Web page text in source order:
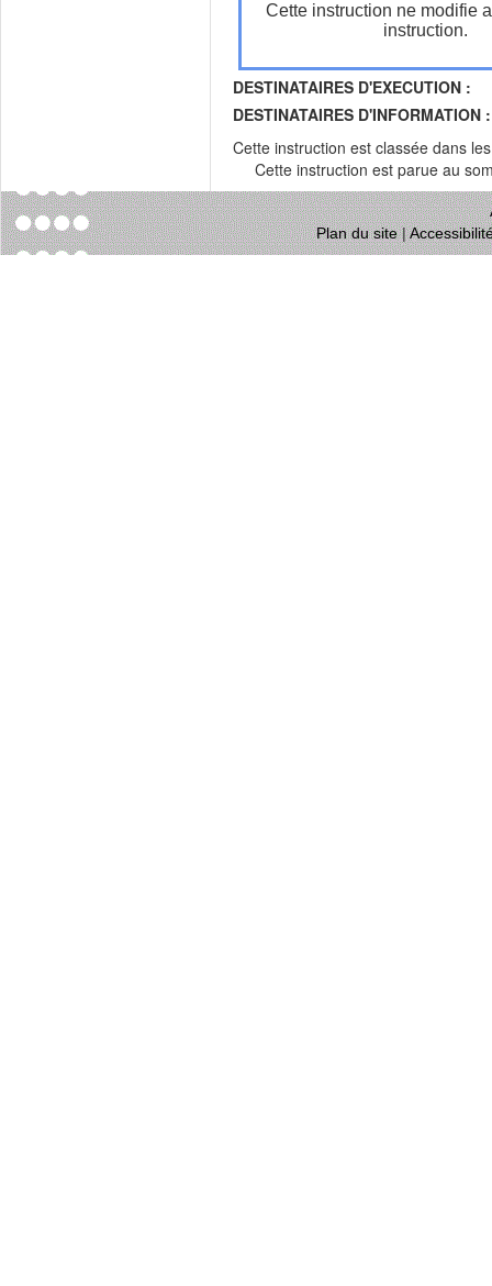
Cette instruction ne modifie
instruction.
DESTINATAIRES D'EXECUTION :
DESTINATAIRES D'INFORMATION :
Cette instruction est classée dans
Cette instruction est parue au
Plan du site|